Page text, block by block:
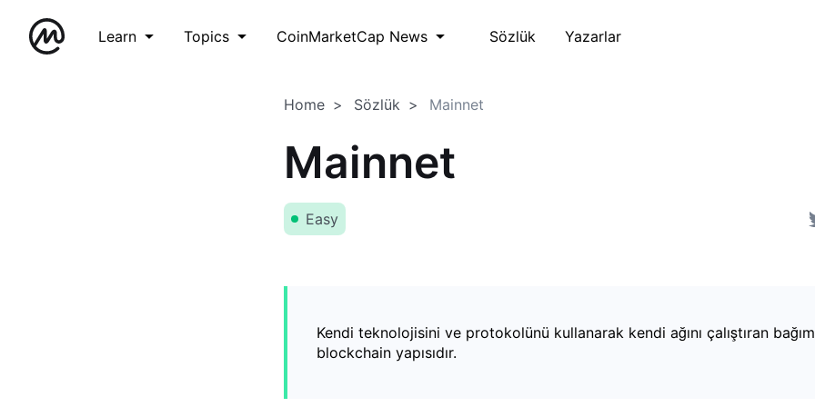
Learn Topics CoinMarketCap News Sözlük Yazarlar
Home Sözlük Mainnet
Mainnet
Easy
Kendi teknolojisini ve protokolünü kullanarak kendi ağını çalıştıran
blockchain yapısıdır.